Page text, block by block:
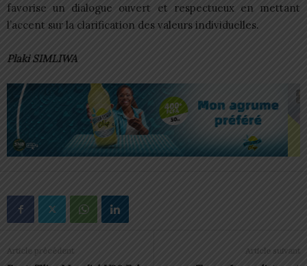
favorise un dialogue ouvert et respectueux en mettant
l’accent sur la clarification des valeurs individuelles.
Plaki SIMLIWA
Article précédent Article suivant